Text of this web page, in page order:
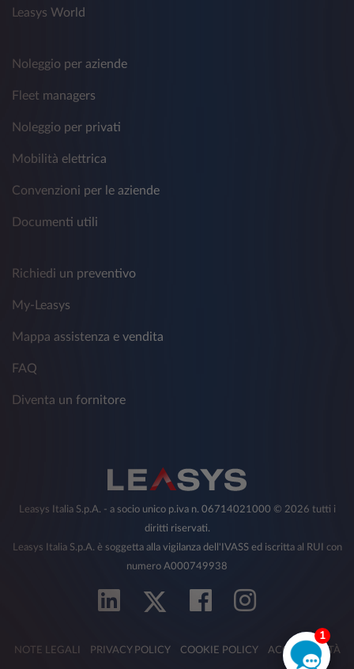
Leasys World
Noleggio per aziende
Fleet managers
Noleggio per privati
Mobilità elettrica
Convenzioni per le aziende
Documenti utili
Richiedi un preventivo
My-Leasys
Mappa assistenza e vendita
FAQ
Diventa un fornitore
Leasys Italia S.p.A. - a socio unico p.iva n. 06714021000 © 2026 tutti i
diritti riservati.
Leasys Italia S.p.A. è soggetta alla vigilanza dell'IVASS ed iscritta al RUI con
numero A000749938
NOTE LEGALI PRIVACY POLICY COOKIE POLICY ACCESSIBILITÀ
1